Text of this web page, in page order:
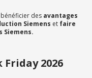
des avantages
Siemens et faire
Siemens.
Friday 2026